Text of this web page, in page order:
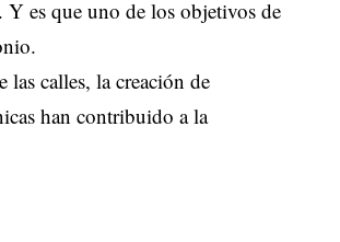
Y es que uno de los objetivos de
las calles, la creación de
han contribuido a la